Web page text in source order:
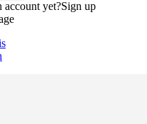
account yet?Sign up